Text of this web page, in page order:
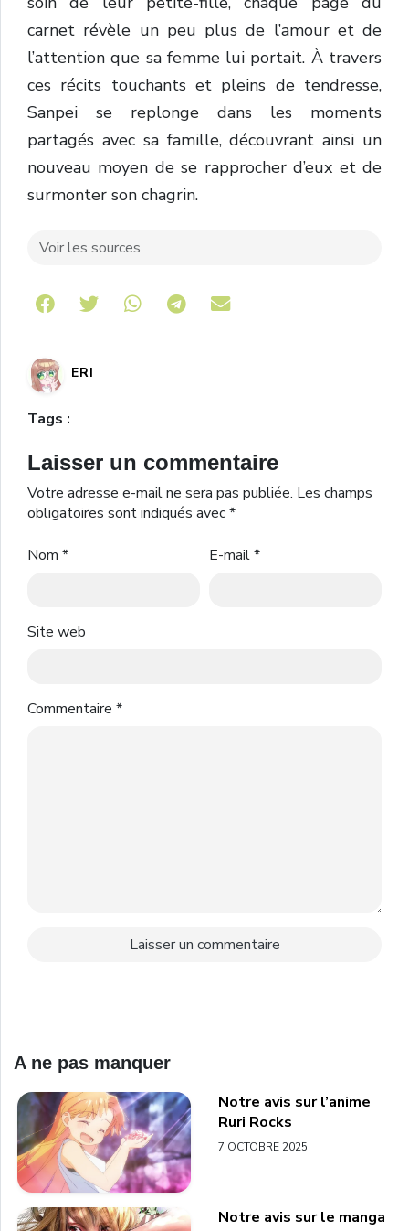
carnet révèle un peu plus de l’amour et de
l’attention que sa femme lui portait. À travers
ces récits touchants et pleins de tendresse,
Sanpei se replonge dans les moments
partagés avec sa famille, découvrant ainsi un
nouveau moyen de se rapprocher d’eux et de
surmonter son chagrin.
Voir les sources
Share on Telegram
ERI
Tags :
Laisser un commentaire
Votre adresse e-mail ne sera pas publiée. Les champs
obligatoires sont indiqués avec*
Nom * E-mail*
Site web
Commentaire *
A ne pas manquer
Notre avis sur l’anime
Ruri Rocks
7 OCTOBRE 2025
Notre avis sur le manga